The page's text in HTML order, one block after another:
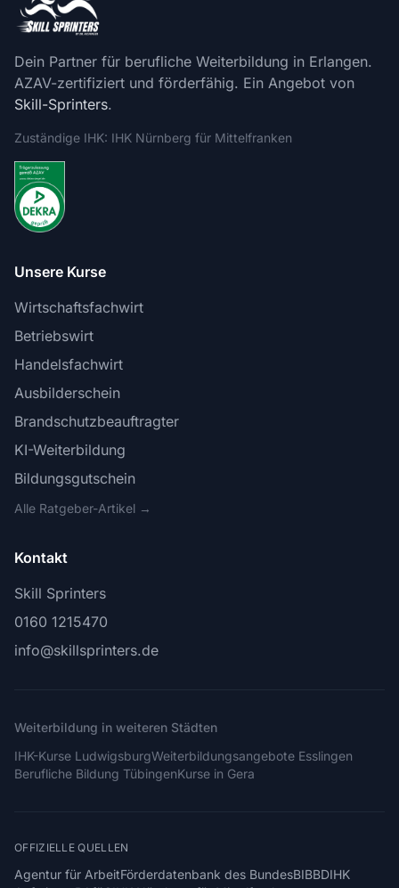
Dein Partner für berufliche Weiterbildung in Erlangen.
AZAV-zertifiziert und förderfähig. Ein Angebot von
Skill-Sprinters.
Zuständige IHK: IHK Nürnberg für Mittelfranken
Unsere Kurse
Wirtschaftsfachwirt
Betriebswirt
Handelsfachwirt
Ausbilderschein
Brandschutzbeauftragter
KI-Weiterbildung
Bildungsgutschein
Alle Ratgeber-Artikel →
Kontakt
Skill Sprinters
0160 1215470
info@skillsprinters.de
Weiterbildung in weiteren Städten
IHK-Kurse LudwigsburgWeiterbildungsangebote Esslingen
Berufliche Bildung TübingenKurse in Gera
OFFIZIELLE QUELLEN
Agentur für ArbeitFörderdatenbank des BundesBIBBDIHK